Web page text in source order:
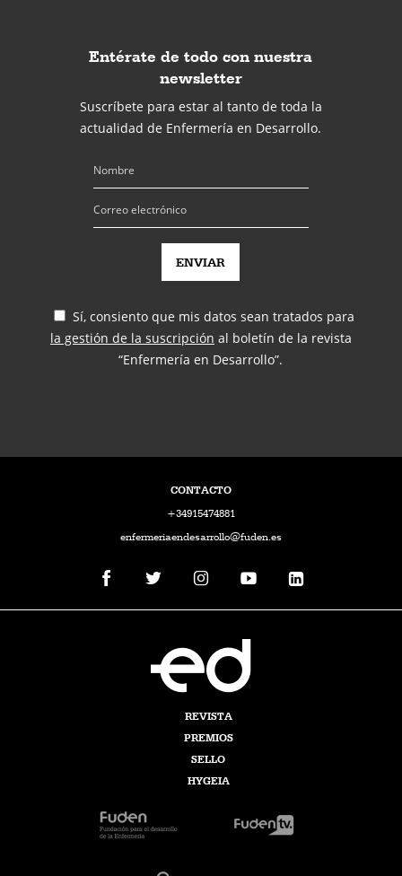
Entérate de todo con nuestra
newsletter
Suscríbete para estar al tanto de toda la
actualidad de Enfermería en Desarrollo.
Sí, consiento que mis datos sean tratados para
la gestión de la suscripción al boletín de la revista
“Enfermería en Desarrollo”.
CONTACTO
+34915474881
enfermeriaendesarrollo@fuden.es
REVISTA
PREMIOS
SELLO
HYGEIA